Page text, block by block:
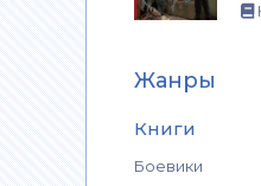
Жанры
Книги
Боевики